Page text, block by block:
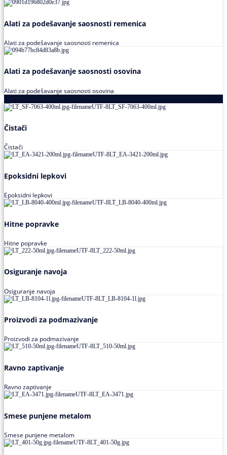
Alati za podešavanje saosnosti remenica
Alati za podešavanje saosnosti remenica
Alati za podešavanje saosnosti osovina
Alati za podešavanje saosnosti osovina
Čistači
Čistači
Epoksidni lepkovi
Epoksidni lepkovi
Hitne popravke
Hitne popravke
Osiguranje navoja
Osiguranje navoja
Proizvodi za podmazivanje
Proizvodi za podmazivanje
Ravno zaptivanje
Ravno zaptivanje
Smese punjene metalom
Smese punjene metalom